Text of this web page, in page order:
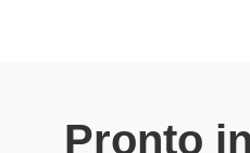
Pronto